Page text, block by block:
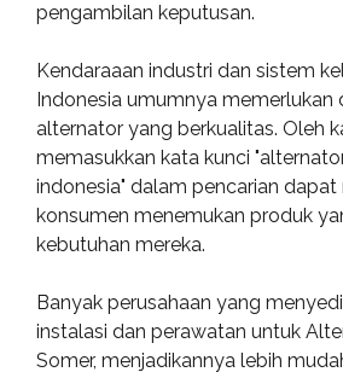
pengambilan keputusan.
Kendaraaan industri dan sistem
Indonesia umumnya memerlukan
alternator yang berkualitas. Oleh
memasukkan kata kunci
indonesia" dalam pencarian
konsumen menemukan produk
kebutuhan mereka.
Banyak perusahaan yang
instalasi dan perawatan untuk
Somer, menjadikannya lebih